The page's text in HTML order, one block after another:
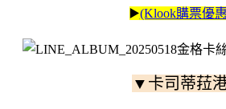
▶️(Klook購票優
▼卡司蒂菈